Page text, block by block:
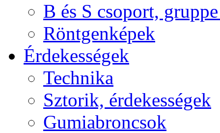
B és S csoport,
Röntgenképek
Érdekességek
Technika
Sztorik, érdekességek
Gumiabroncsok